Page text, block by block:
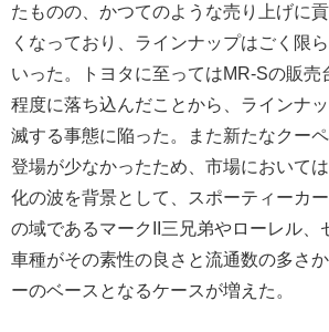
たものの、かつてのような売り上げに
くなっており、ラインナップはごく限
いった。トヨタに至ってはMR-Sの販売
程度に落ち込んだことから、ラインナ
滅する事態に陥った。また新たなクー
登場が少なかったため、市場において
化の波を背景として、スポーティーカ
の域であるマークII三兄弟やローレル、
車種がその素性の良さと流通数の多さ
ーのベースとなるケースが増えた。